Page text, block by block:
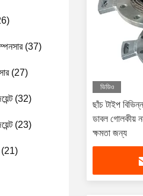
(37)
(27)
(32)
(23)
ভিডিও
ছাঁচ টাইপ
ডাবল গোলকীয়
ক্ষমতা জন্য